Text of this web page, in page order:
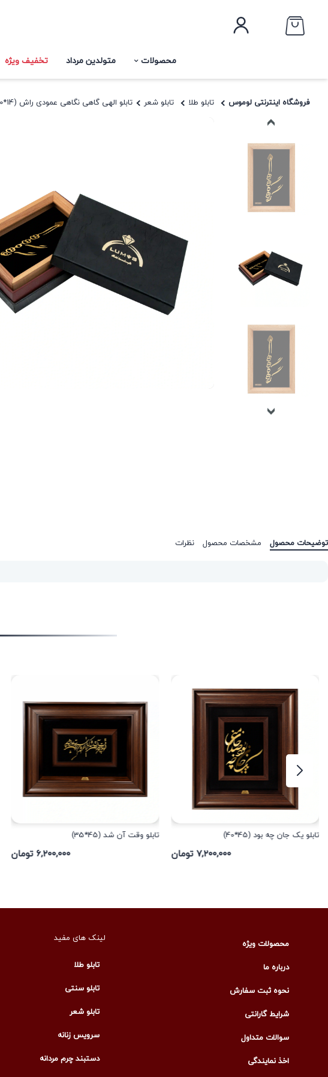
محصولات متولدین مرداد تخفیف ویژه
فروشگاه اینترنتی لوموس تابلو طلا تابلو شعر تابلو الهی گاهی نگاهی عمودی راش (14*10)
توضیحات محصول مشخصات محصول نظرات
تابلو یک جان چه بود (45*40)
۷,۲۰۰,۰۰۰ تومان
تابلو وقت آن شد (45*35)
۶,۲۰۰,۰۰۰ تومان
محصولات ویژه
درباره ما
نحوه ثبت سفارش
شرایط گارانتی
سوالات متداول
اخذ نمایندگی
لینک های مفید
تابلو طلا
تابلو سنتی
تابلو شعر
سرویس زنانه
دستبند چرم مردانه